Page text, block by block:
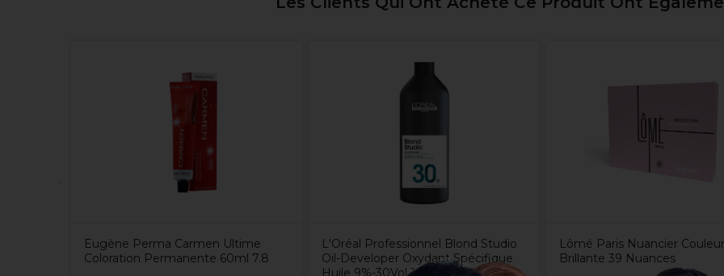
Eugène Perma Carmen Ultime
Coloration Permanente 60ml 7.8
L'Oréal Professionnel Blond Studio
Oil-Developer Oxydant Spécifique
Huile 9%-30Vol 1L
Lômé Paris Nuancier
Brillante 39 Nuances